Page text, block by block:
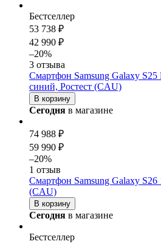
Бестселлер
53 738 ₽
42 990 ₽
–20%
3 отзыва
Смартфон Samsung Galaxy
синий, Ростест (CAU)
В корзину
Сегодня в магазине
74 988 ₽
59 990 ₽
–20%
1 отзыв
Смартфон Samsung Galaxy S26
(CAU)
В корзину
Сегодня в магазине
Бестселлер